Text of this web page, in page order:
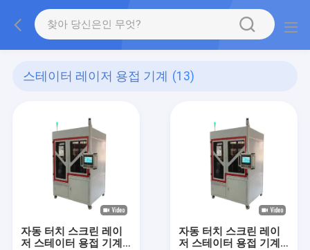
스테이터 레이저 용접 기계 (13)
자동 터치 스크린 레이
저 스테이터 용접 기계
자동 터치 스크린 레이
저 스테이터 용접 기계